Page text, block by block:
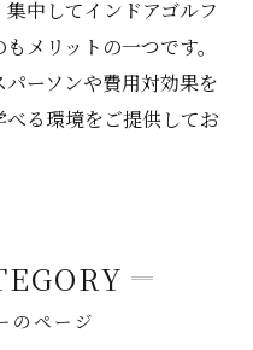
中してインドアゴルフ
メリットの一つです。
ーソンや費用対効果を
る環境をご提供してお
のページ